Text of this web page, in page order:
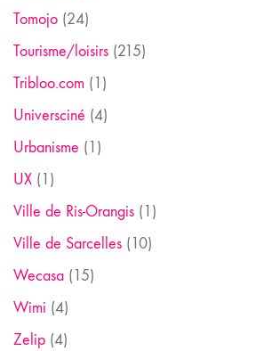
Tomojo (24)
Tourisme/loisirs (215)
Tribloo.com (1)
Universciné (4)
Urbanisme (1)
UX (1)
Ville de Ris-Orangis (1)
Ville de Sarcelles (10)
Wecasa (15)
Wimi (4)
Zelip (4)